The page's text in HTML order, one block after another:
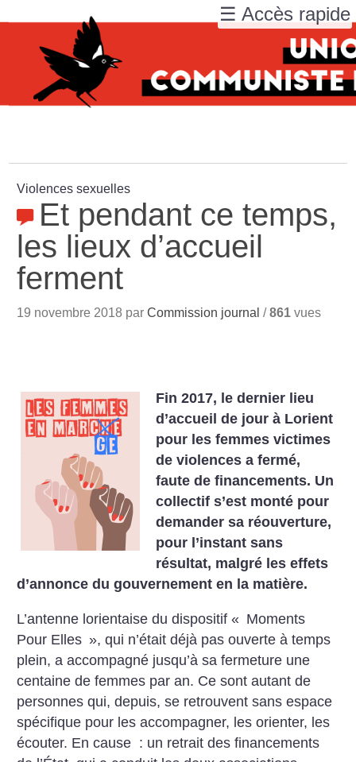
Violences sexuelles
Et pendant ce temps,
les lieux d’accueil
ferment
19 novembre 2018 parCommission journal /861 vues
Fin 2017, le dernier lieu
d’accueil de jour à Lorient
pour les femmes victimes
de violences a fermé,
faute de financements. Un
collectif s’est monté pour
demander sa réouverture,
pour l’instant sans
résultat, malgré les effets
d’annonce du gouvernement en la matière.
L’antenne lorientaise du dispositif « Moments
Pour Elles », qui n’était déjà pas ouverte à temps
plein, a accompagné jusqu’à sa fermeture une
centaine de femmes par an. Ce sont autant de
personnes qui, depuis, se retrouvent sans espace
spécifique pour les accompagner, les orienter, les
écouter. En cause : un retrait des financements
☰ Accès rapide